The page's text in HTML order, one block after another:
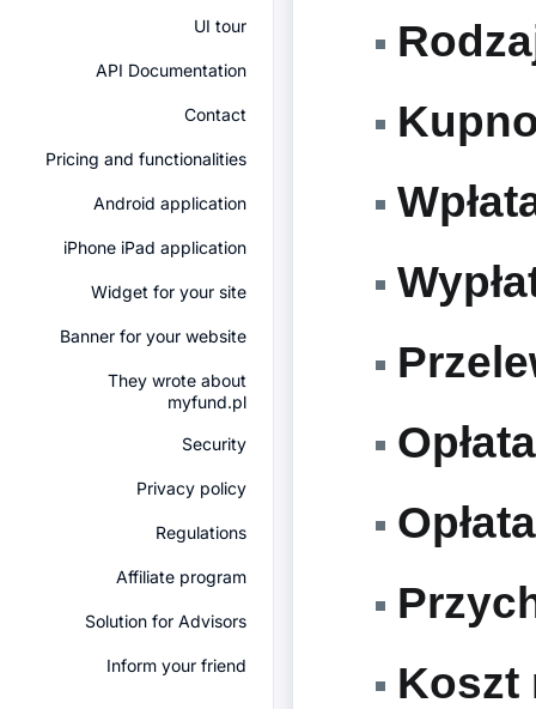
UI tour
API Documentation
Contact
Pricing and functionalities
Android application
iPhone iPad application
Widget for your site
Banner for your website
They wrote about
myfund.pl
Security
Privacy policy
Regulations
Affiliate program
Solution for Advisors
Inform your friend
Koszt